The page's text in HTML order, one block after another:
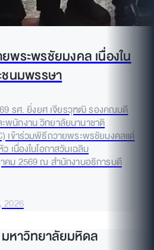
พระพรชัยมงคล เนื่องใน
ชนมพรรษา
รศ. ยิ่งยศ เจียรวุฑฒิ รองคณบดี
นักงาน วิทยาลัยนานาชาติ
เข้าร่วมพิธีถวายพระพรชัยมงคลแด่
เนื่องในโอกาสวันเฉลิม
ม 2569 ณ สำนักงานอธิการบดี
2026
หาวิทยาลัยมหิดล